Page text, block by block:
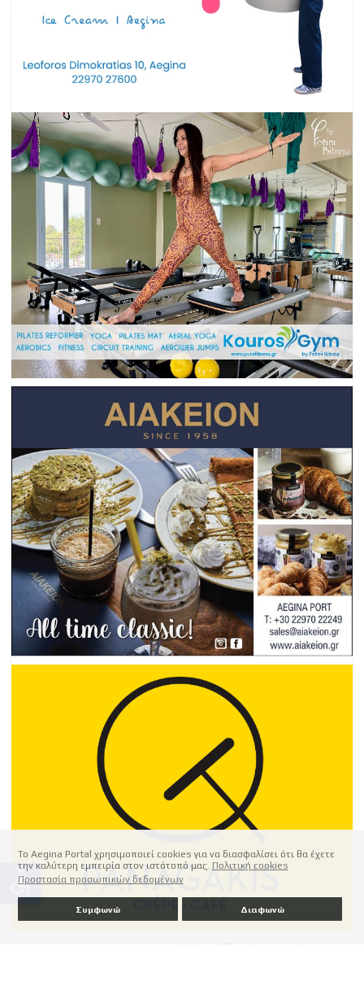
Το Aegina Portal χρησιμοποιεί cookies για να διασφαλίσει ότι θα έχετε
την καλύτερη εμπειρία στον ιστότοπό μας. Πολιτική cookies
Προστασία προσωπικών δεδομένων
Συμφωνώ Διαφωνώ
accessible